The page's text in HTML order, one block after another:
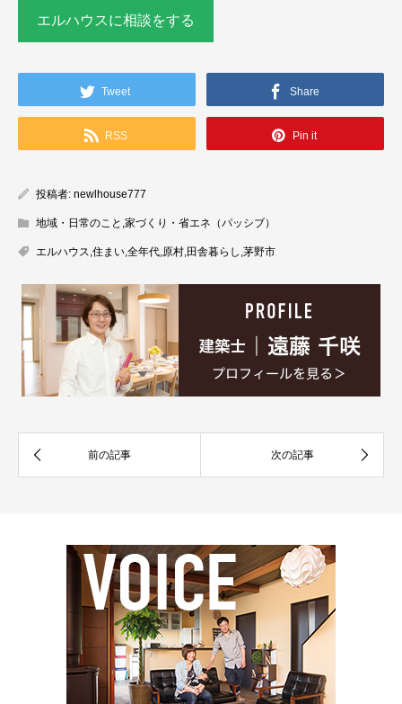
エルハウスに相談をする
Tweet Share
RSS Pin it
投稿者: newlhouse777
地域・日常のこと 家づくり・省エネ（パッシブ）
エルハウス 住まい 全年代 原村 田舎暮らし 茅野市